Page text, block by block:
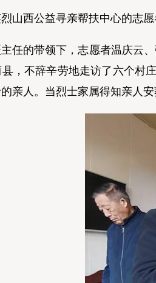
西公益寻亲帮扶中心的志愿
的带领下，志愿者温庆云、
，不辞辛劳地走访了六个村
亲人。当烈士家属得知亲人